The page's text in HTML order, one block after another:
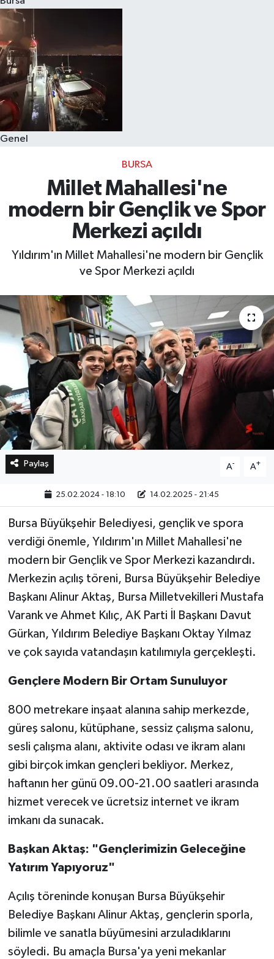
Genel
BURSA
Millet Mahallesi'ne
modern bir Gençlik ve Spor
Merkezi açıldı
Yıldırım'ın Millet Mahallesi'ne modern bir Gençlik
ve Spor Merkezi açıldı
Paylaş A- A+
25.02.2024 - 18:10 14.02.2025 - 21:45
Bursa Büyükşehir Belediyesi, gençlik ve spora
verdiği önemle, Yıldırım'ın Millet Mahallesi'ne
modern bir Gençlik ve Spor Merkezi kazandırdı.
Merkezin açılış töreni, Bursa Büyükşehir Belediye
Başkanı Alinur Aktaş, Bursa Milletvekilleri Mustafa
Varank ve Ahmet Kılıç, AK Parti İl Başkanı Davut
Gürkan, Yıldırım Belediye Başkanı Oktay Yılmaz
ve çok sayıda vatandaşın katılımıyla gerçekleşti.
Gençlere Modern Bir Ortam Sunuluyor
800 metrekare inşaat alanına sahip merkezde,
güreş salonu, kütüphane, sessiz çalışma salonu,
sesli çalışma alanı, aktivite odası ve ikram alanı
gibi birçok imkan gençleri bekliyor. Merkez,
haftanın her günü 09.00-21.00 saatleri arasında
hizmet verecek ve ücretsiz internet ve ikram
imkanı da sunacak.
Başkan Aktaş: "Gençlerimizin Geleceğine
Yatırım Yapıyoruz"
Açılış töreninde konuşan Bursa Büyükşehir
Belediye Başkanı Alinur Aktaş, gençlerin sporla,
bilimle ve sanatla büyümesini arzuladıklarını
söyledi. Bu amaçla Bursa'ya yeni mekanlar
Sağlık
Dünya
Magazin
Kültür & Sanat
Teknoloji
Bilim, Teknoloji